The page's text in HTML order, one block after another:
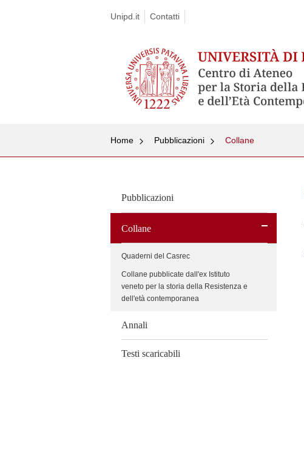
Unipd.it Contatti
Home Pubblicazioni Collane
Pubblicazioni
Collane
Quaderni del Casrec
Collane pubblicate dall'ex Istituto
veneto per la storia della Resistenza e
dell'età contemporanea
Annali
Testi scaricabili